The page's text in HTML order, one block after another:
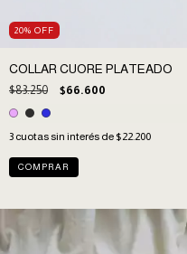
20% OFF
COLLAR CUORE PLATEADO
$83.250 $66.600
3 cuotas sin interés de $22.200
COMPRAR